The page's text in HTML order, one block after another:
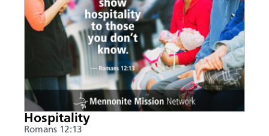
Hospitality
Romans 12:13